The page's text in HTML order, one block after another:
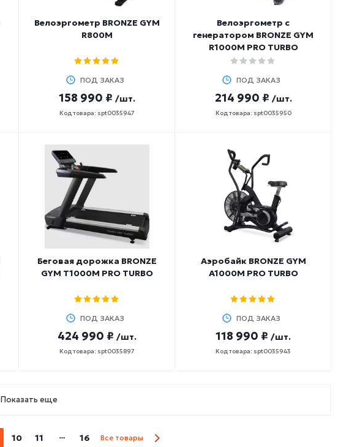
Велоэргометр BRONZE GYM
R800M
ПОД ЗАКАЗ
158 990 ₽ /шт.
Код товара: spt0035947
Велоэргометр с
генератором BRONZE GYM
R1000M PRO TURBO
ПОД ЗАКАЗ
214 990 ₽ /шт.
Код товара: spt0035950
Беговая дорожка BRONZE
GYM T1000M PRO TURBO
ПОД ЗАКАЗ
424 990 ₽ /шт.
Код товара: spt0035897
Аэробайк BRONZE GYM
A1000M PRO TURBO
ПОД ЗАКАЗ
118 990 ₽ /шт.
Код товара: spt0035943
Показать еще
10 11 16 Все товары